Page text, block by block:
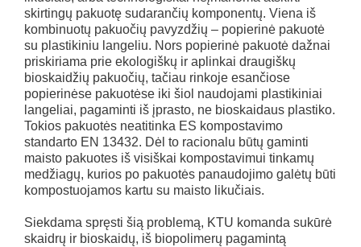
skirtingų pakuotę sudarančių komponentų. Viena iš
kombinuotų pakuočių pavyzdžių – popierinė pakuotė
su plastikiniu langeliu. Nors popierinė pakuotė dažnai
priskiriama prie ekologiškų ir aplinkai draugiškų
bioskaidžių pakuočių, tačiau rinkoje esančiose
popierinėse pakuotėse iki šiol naudojami plastikiniai
langeliai, pagaminti iš įprasto, ne bioskaidaus plastiko.
Tokios pakuotės neatitinka ES kompostavimo
standarto EN 13432. Dėl to racionalu būtų gaminti
maisto pakuotes iš visiškai kompostavimui tinkamų
medžiagų, kurios po pakuotės panaudojimo galėtų būti
kompostuojamos kartu su maisto likučiais.
Siekdama spręsti šią problemą, KTU komanda sukūrė
skaidrų ir bioskaidų, iš biopolimerų pagamintą